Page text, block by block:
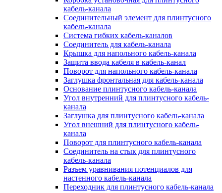
кабель-канала
Соединительный элемент для плинтусного
кабель-канала
Система гибких кабель-каналов
Соединитель для кабель-канала
Крышка для напольного кабель-канала
Защита ввода кабеля в кабель-канал
Поворот для напольного кабель-канала
Заглушка фронтальная для кабель-канала
Основание плинтусного кабель-канала
Угол внутренний для плинтусного кабель-
канала
Заглушка для плинтусного кабель-канала
Угол внешний для плинтусного кабель-
канала
Поворот для плинтусного кабель-канала
Соединитель на стык для плинтусного
кабель-канала
Разъем уравнивания потенциалов для
настенного кабель-канала
Переходник для плинтусного кабель-канала